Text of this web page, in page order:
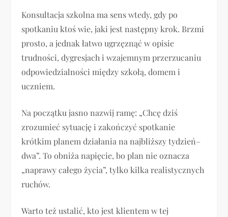
Konsultacja szkolna ma sens wtedy, gdy po
spotkaniu ktoś wie, jaki jest następny krok. Brzmi
prosto, a jednak łatwo ugrzęznąć w opisie
trudności, dygresjach i wzajemnym przerzucaniu
odpowiedzialności między szkołą, domem i
uczniem.
Na początku jasno nazwij ramę: „Chcę dziś
zrozumieć sytuację i zakończyć spotkanie
krótkim planem działania na najbliższy tydzień–
dwa”. To obniża napięcie, bo plan nie oznacza
„naprawy całego życia”, tylko kilka realistycznych
ruchów.
Warto też ustalić, kto jest klientem w tej